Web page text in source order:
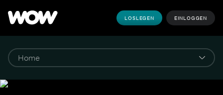
LOSLEGEN EINLOGGEN